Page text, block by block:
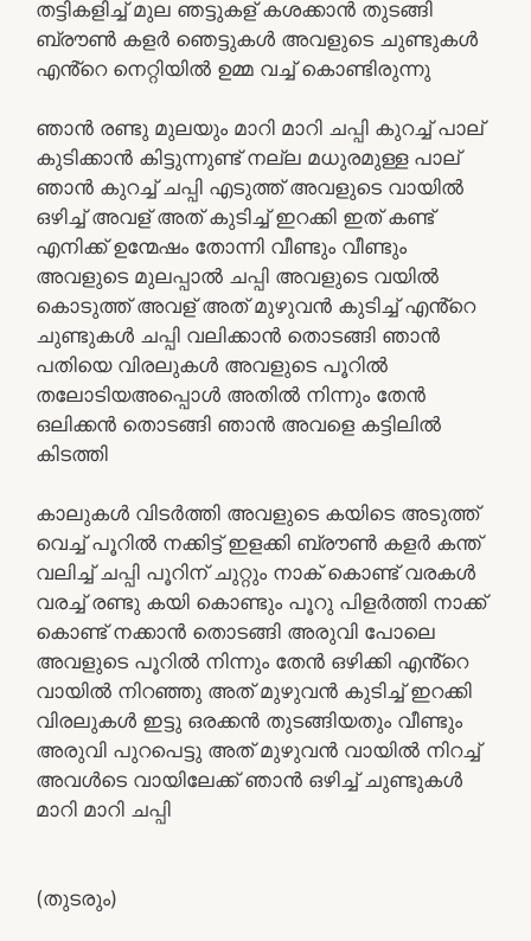
തട്ടികളിച്ച് മുല ഞട്ടുകള് കശക്കാൻ തുടങ്ങി
ബ്രൗൺ കളർ ഞെട്ടുകൾ അവളുടെ ചുണ്ടുകൾ
എൻ്റെ നെറ്റിയിൽ ഉമ്മ വച്ച് കൊണ്ടിരുന്നു
ഞാൻ രണ്ടു മുലയും മാറി മാറി ചപ്പി കുറച്ച് പാല്
കുടിക്കാൻ കിട്ടുന്നുണ്ട് നല്ല മധുരമുള്ള പാല്
ഞാൻ കുറച്ച് ചപ്പി എടുത്ത് അവളുടെ വായിൽ
ഒഴിച്ച് അവള് അത് കുടിച്ച് ഇറക്കി ഇത് കണ്ട്
എനിക്ക് ഉന്മേഷം തോന്നി വീണ്ടും വീണ്ടും
അവളുടെ മുലപ്പാൽ ചപ്പി അവളുടെ വയിൽ
കൊടുത്ത് അവള് അത് മുഴുവൻ കുടിച്ച് എൻ്റെ
ചുണ്ടുകൾ ചപ്പി വലിക്കാൻ തൊടങ്ങി ഞാൻ
പതിയെ വിരലുകൾ അവളുടെ പൂറിൽ
തലോടിയഅപ്പൊൾ അതിൽ നിന്നും തേൻ
ഒലിക്കൻ തൊടങ്ങി ഞാൻ അവളെ കട്ടിലിൽ
കിടത്തി
കാലുകൾ വിടർത്തി അവളുടെ കയിടെ അടുത്ത്
വെച്ച് പൂറിൽ നക്കിട്ട് ഇളക്കി ബ്രൗൺ കളർ കന്ത്
വലിച്ച് ചപ്പി പൂറിന് ചുറ്റും നാക് കൊണ്ട് വരകൾ
വരച്ച് രണ്ടു കയി കൊണ്ടും പൂറു പിളർത്തി നാക്ക്
കൊണ്ട് നക്കാൻ തൊടങ്ങി അരുവി പോലെ
അവളുടെ പൂറിൽ നിന്നും തേൻ ഒഴിക്കി എൻ്റെ
വായിൽ നിറഞ്ഞു അത് മുഴുവൻ കുടിച്ച് ഇറക്കി
വിരലുകൾ ഇട്ടു ഒരക്കൻ തുടങ്ങിയതും വീണ്ടും
അരുവി പുറപെട്ടു അത് മുഴുവൻ വായിൽ നിറച്ച്
അവൾടെ വായിലേക്ക് ഞാൻ ഒഴിച്ച് ചുണ്ടുകൾ
മാറി മാറി ചപ്പി
(തുടരും)